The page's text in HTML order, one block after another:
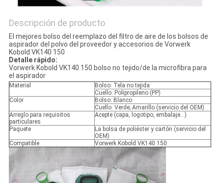
Descripción de producto
El mejores bolso del reemplazo del filtro de aire de los bolsos de
aspirador del polvo del proveedor y accesorios de Vorwerk
Kobold VK140 150
Detalle rápido:
Vorwerk Kobold VK140 150 bolso no tejido/de la microfibra para
el aspirador
Material
Bolso: Tela no tejida
Cuello: Polipropileno (PP)
Color
Bolso: Blanco
Cuello: Verde; Amarillo (servicio del OEM)
Arreglo para requisitos
particulares
Acepte (capa, logotipo, embalaje…)
Paquete
La bolsa de poliéster y cartón (servicio del
OEM)
Compatible
Vorwerk Kobold VK140 150